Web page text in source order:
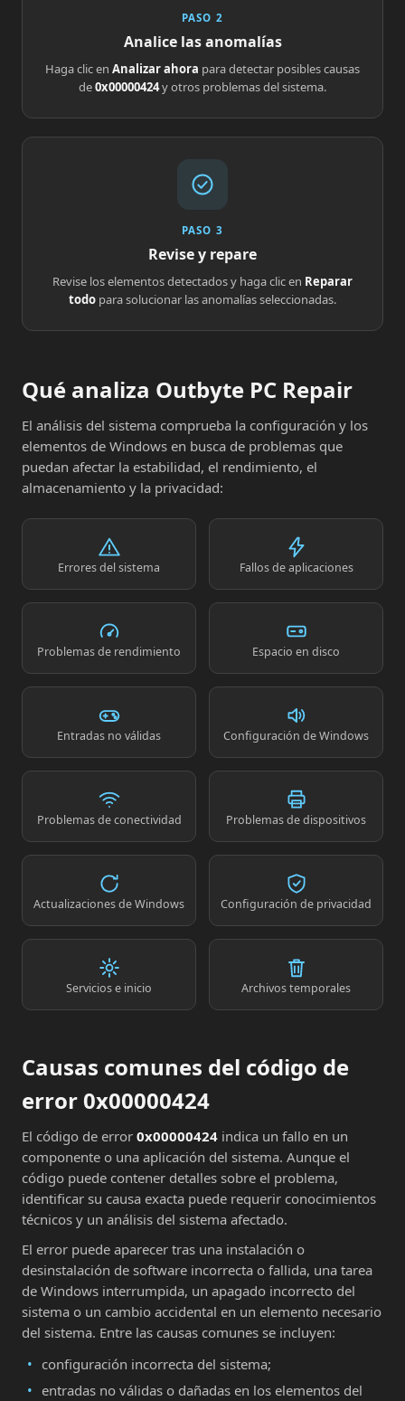
PASO 2
Analice las anomalías
Haga clic en Analizar ahora para detectar posibles causas
de0x00000424y otros problemas del sistema.
PASO 3
Revise y repare
Revise los elementos detectados y haga clic en Reparar
todo para solucionar las anomalías seleccionadas.
Qué analiza Outbyte PC Repair
El análisis del sistema comprueba la configuración y los
elementos de Windows en busca de problemas que
puedan afectar la estabilidad, el rendimiento, el
almacenamiento y la privacidad:
Errores del sistema Fallos de aplicaciones
Problemas de rendimiento Espacio en disco
Entradas no válidas Configuración de Windows
Problemas de conectividad Problemas de dispositivos
Actualizaciones de Windows Configuración de privacidad
Servicios e inicio Archivos temporales
Causas comunes del código de
error 0x00000424
El código de error 0x00000424 indica un fallo en un
componente o una aplicación del sistema. Aunque el
código puede contener detalles sobre el problema,
identificar su causa exacta puede requerir conocimientos
técnicos y un análisis del sistema afectado.
El error puede aparecer tras una instalación o
desinstalación de software incorrecta o fallida, una tarea
de Windows interrumpida, un apagado incorrecto del
sistema o un cambio accidental en un elemento necesario
del sistema. Entre las causas comunes se incluyen:
configuración incorrecta del sistema;
entradas no válidas o dañadas en los elementos del